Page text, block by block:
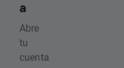
a
Abre
tu
cuenta